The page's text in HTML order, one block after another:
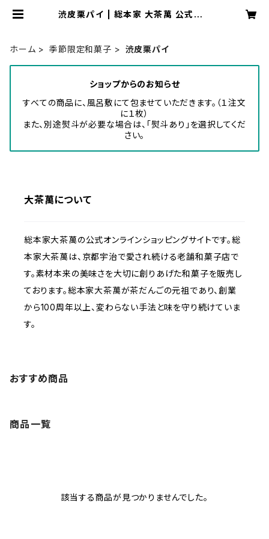
渋皮栗パイ | 総本家 大茶萬 公式オン
ホーム 季節限定和菓子 渋皮栗パイ
ショップからのお知らせ
すべての商品に、風呂敷にて包ませていただきます。（１注文
に１枚）
また、別途熨斗が必要な場合は、「熨斗あり」を選択してくだ
さい。
大茶萬について
総本家大茶萬の公式オンラインショッピングサイトです。総
本家大茶萬は、京都宇治で愛され続ける老舗和菓子店で
す。素材本来の美味さを大切に創りあげた和菓子を販売し
ております。総本家大茶萬が茶だんごの元祖であり、創業
から100周年以上、変わらない手法と味を守り続けていま
す。
おすすめ商品
商品一覧
該当する商品が見つかりませんでした。